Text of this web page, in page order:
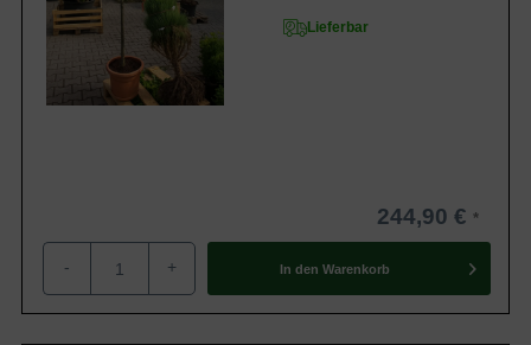
Lieferbar
244,90 €
- + In den Warenkorb